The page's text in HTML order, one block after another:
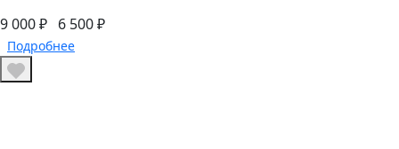
9 000 ₽ 6 500 ₽
Подробнее